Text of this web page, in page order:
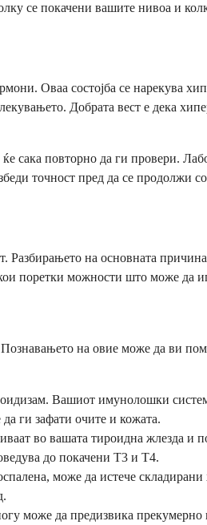
се покачени вашите нивоа и
Оваа состојба се нарекува
Добрата вест е дека
сака повторно да ги провери.
точност пред да се продолжи
Разбирањето на основната
поретки можности што може да
на овие може да ви
Вашиот имунолошки
ги зафати очите и кожата.
во вашата тироидна жлезда и
до покачени Т3 и Т4.
може да истече
може да предизвика